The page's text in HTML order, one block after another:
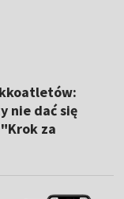
nie dać się
za